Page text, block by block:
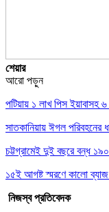
শেয়ার
আরো পড়ুন
পটিয়ায় ১ লাখ পিস ইয়াবাসহ
সাতকানিয়ায় ঈগল পরিবহনের
চট্টগ্রামেই দুই বছরে বন্ধ
১৫ই আগষ্ট স্মরণে কালো ব্যাজ
নিজস্ব প্রতিবেদক